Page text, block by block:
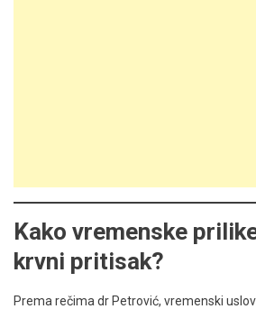
Kako vremenske
krvni pritisak?
Prema rečima dr Petrović, vremenski